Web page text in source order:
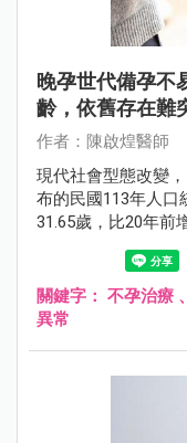
晚孕世代備孕不
齡，依舊存在難
作者：陳啟煌醫師
現代社會型態改變
布的民國113年人口
31.65歲，比20年前
35歲以上高齡產婦
提高出生率盡力，
媽咪，高齡產婦的
身心承受更大的壓力
關鍵字： 不孕治療
異常